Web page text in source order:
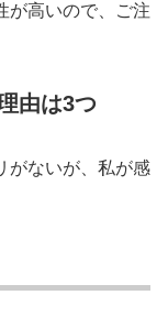
が高いので、ご注
由は3つ
がないが、私が感